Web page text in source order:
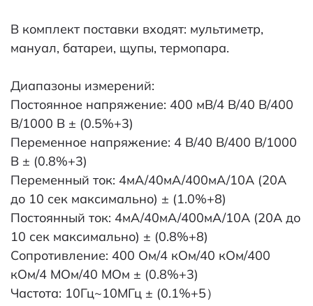
В комплект поставки входят: мультиметр,
мануал, батареи, щупы, термопара.
Диапазоны измерений:
Постоянное напряжение: 400 мВ/4 В/40 В/400
В/1000 В ± (0.5%+3)
Переменное напряжение: 4 В/40 В/400 В/1000
В ± (0.8%+3)
Переменный ток: 4мA/40мA/400мA/10A (20А
до 10 сек максимально) ± (1.0%+8)
Постоянный ток: 4мA/40мA/400мA/10A (20А до
10 сек максимально) ± (0.8%+8)
Сопротивление: 400 Ом/4 кОм/40 кОм/400
кОм/4 МОм/40 МОм ± (0.8%+3)
Частота: 10Гц~10МГц ± (0.1%+5）